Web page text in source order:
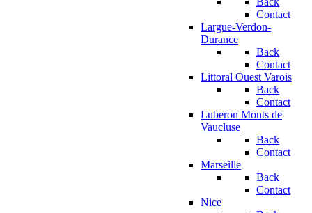
Contact
Largue-Verdon-
Durance
Back
Contact
Littoral Ouest Varois
Back
Contact
Luberon Monts de
Vaucluse
Back
Contact
Marseille
Back
Contact
Nice